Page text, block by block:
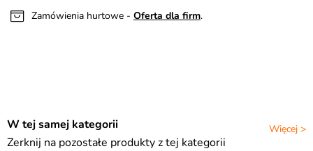
Zamówienia hurtowe - Oferta dla firm.
Więcej >
W tej samej kategorii
Zerknij na pozostałe produkty z tej kategorii